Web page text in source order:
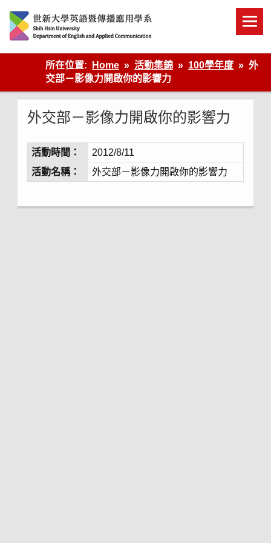
content
英語傳播
所在位置:
Home 活動集錦 100學年度
外
交部－影像力開啟你的影響力
外交部－影像力開啟你的影響力
活動時間：
2012/8/11
活動名稱：
外交部－影像力開啟你的影響力